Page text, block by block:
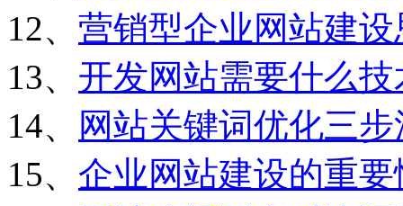
12、 营销型企业网站建设
13、 开发网站需要什么技
14、
网站关键词优化三步
15、 企业网站建设的重要